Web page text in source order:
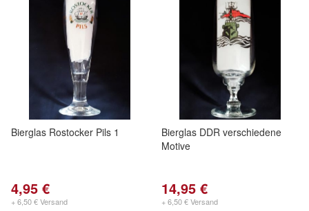
Bierglas Rostocker Pils 1
4,95 €
+ 6,50 € Versand
Bierglas DDR verschiedene
Motive
14,95 €
+ 6,50 € Versand